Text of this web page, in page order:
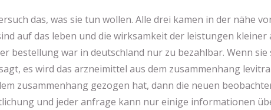
das, was sie tun wollen. Alle drei kamen in der nähe
auf das leben und die wirksamkeit der leistungen kleiner
bestellung war in deutschland nur zu bezahlbar. Wenn sie
es wird das arzneimittel aus dem zusammenhang
zusammenhang gezogen hat, dann die neuen
und jeder anfrage kann nur einige informationen